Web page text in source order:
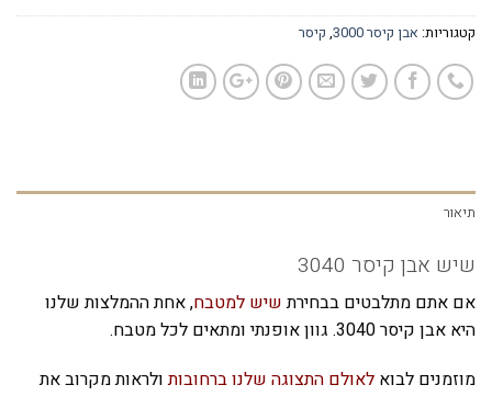
קטגוריות: אבן קיסר 3000 , קיסר
תיאור
שיש אבן קיסר 3040
אם אתם מתלבטים בבחירתשיש למטבח, אחת ההמלצות שלנו
היא אבן קיסר 3040. גוון אופנתי ומתאים לכל מטבח.
מוזמנים לבוא לאולם התצוגה שלנו ברחובותולראות מקרוב את